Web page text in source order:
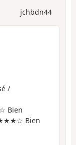
jchbdn44
/
Bien
Bien